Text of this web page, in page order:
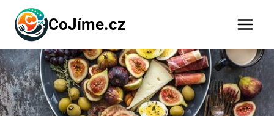
Přeskočit
obsah
CoJíme.cz